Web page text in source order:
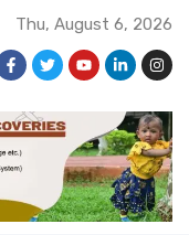
Thu, August 6, 2026